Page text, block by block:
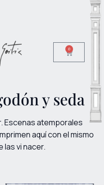
0
y seda
Escenas atemporales
aquí con el mismo
las vi nacer.